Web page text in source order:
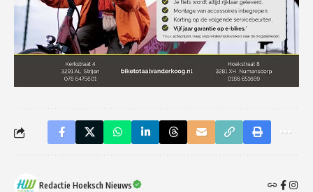
Redactie Hoeksch Nieuws